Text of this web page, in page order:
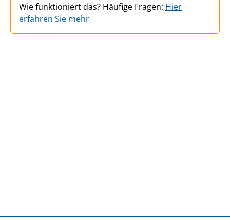
Wie funktioniert das? Häufige Fragen: Hier
erfahren Sie mehr